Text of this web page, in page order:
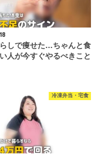
しで痩せた…ちゃんと食
人が今すぐやるべきこと
冷凍弁当・宅食